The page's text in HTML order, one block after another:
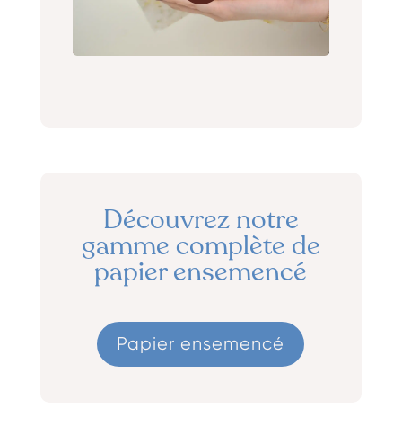
Découvrez notre
gamme complète de
papier ensemencé
Papier ensemencé